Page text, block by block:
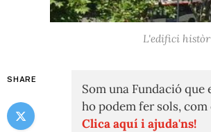
L'edifici
SHARE
Som una Fundació
ho podem fer sols,
Clica aquí i ajuda'ns!